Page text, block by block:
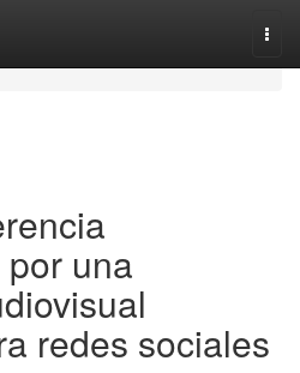
una
redes sociales